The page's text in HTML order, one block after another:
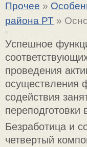
Прочее »
района РТ »
Успешное
проведения
осуществления
содействия
Безработица и
четвертый